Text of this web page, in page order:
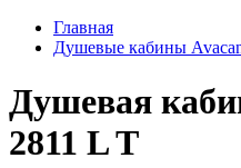
Главная
Душевые кабины
Душевая
2811 L T